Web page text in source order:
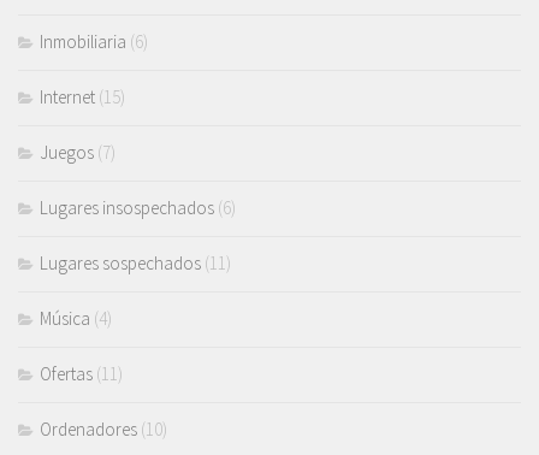
Inmobiliaria (6)
Internet (15)
Juegos (7)
Lugares insospechados (6)
Lugares sospechados (11)
Música (4)
Ofertas (11)
Ordenadores (10)